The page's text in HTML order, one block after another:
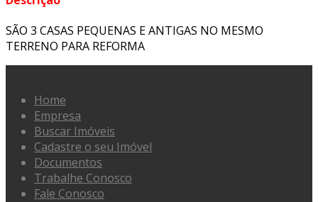
SÃO 3 CASAS PEQUENAS E ANTIGAS NO MESMO
TERRENO PARA REFORMA
Home
Empresa
Buscar Imóveis
Cadastre o seu Imóvel
Documentos
Trabalhe Conosco
Fale Conosco